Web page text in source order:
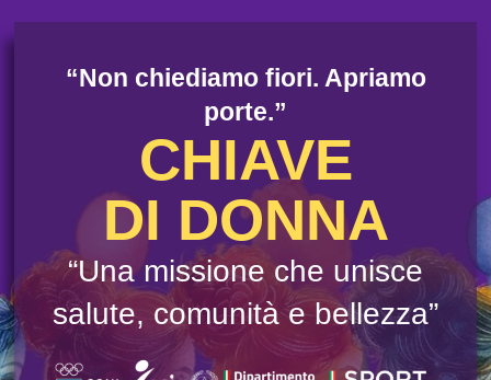
“Non chiediamo fiori. Apriamo
porte.”
CHIAVE
DI DONNA
“Una missione che unisce
salute, comunità e bellezza”